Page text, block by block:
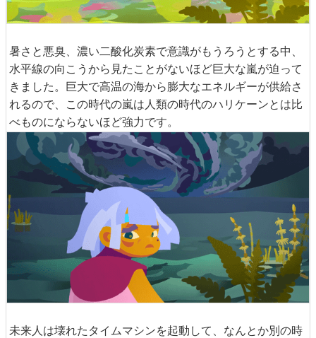
暑さと悪臭、濃い二酸化炭素で意識がもうろうとする中、
水平線の向こうから見たことがないほど巨大な嵐が迫って
きました。巨大で高温の海から膨大なエネルギーが供給さ
れるので、この時代の嵐は人類の時代のハリケーンとは比
べものにならないほど強力です。
未来人は壊れたタイムマシンを起動して、なんとか別の時